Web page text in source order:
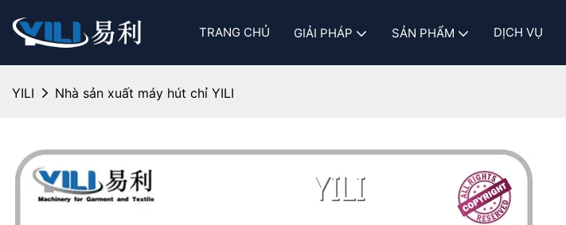
TRANG CHỦ GIẢI PHÁP SẢN PHẨM DỊCH VỤ
YILI Nhà sản xuất máy hút chỉ YILI